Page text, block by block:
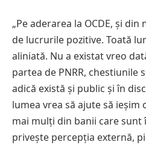
„Pe aderarea la OCDE, și
de lucrurile pozitive. Toată
aliniată. Nu a existat vreo
partea de PNRR, chestiunile
adică există și public și în
lumea vrea să ajute să ieșim
mai mulți din banii care sunt
privește percepția externă,